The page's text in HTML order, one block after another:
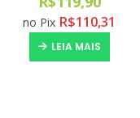
6x de R$101,67 s/juros
no Pix R$ 561,20
COMPRAR